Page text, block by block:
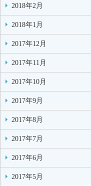
2018年2月
2018年1月
2017年12月
2017年11月
2017年10月
2017年9月
2017年8月
2017年7月
2017年6月
2017年5月